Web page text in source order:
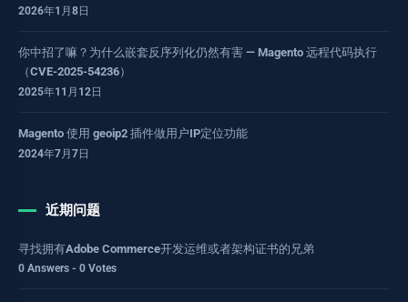
2026年1月8日
你中招了嘛？为什么嵌套反序列化仍然有害 — Magento 远程代码执行
（CVE-2025-54236）
2025年11月12日
Magento 使用 geoip2 插件做用户IP定位功能
2024年7月7日
近期问题
寻找拥有Adobe Commerce开发运维或者架构证书的兄弟
0 Answers - 0 Votes